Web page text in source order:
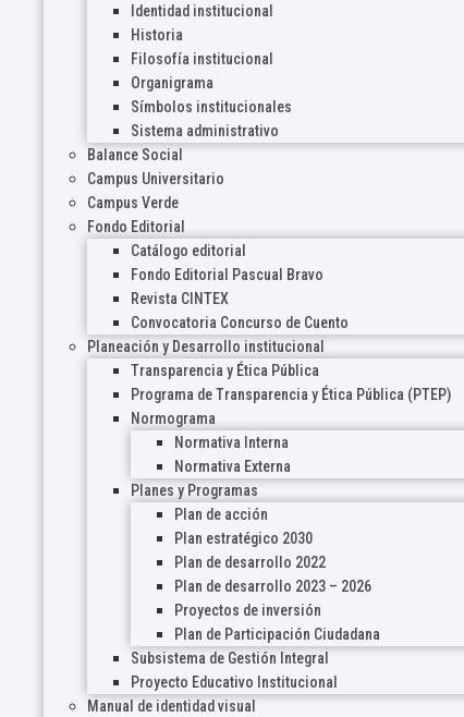
Identidad institucional
Historia
Filosofía institucional
Organigrama
Símbolos institucionales
Sistema administrativo
Balance Social
Campus Universitario
Campus Verde
Fondo Editorial
Catálogo editorial
Fondo Editorial Pascual Bravo
Revista CINTEX
Convocatoria Concurso de Cuento
Planeación y Desarrollo institucional
Transparencia y Ética Pública
Programa de Transparencia y Ética Pública (PTEP)
Normograma
Normativa Interna
Normativa Externa
Planes y Programas
Plan de acción
Plan estratégico 2030
Plan de desarrollo 2022
Plan de desarrollo 2023 – 2026
Proyectos de inversión
Plan de Participación Ciudadana
Subsistema de Gestión Integral
Proyecto Educativo Institucional
Manual de identidad visual